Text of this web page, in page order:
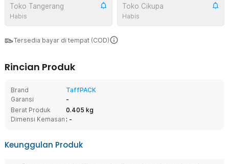
Toko Tangerang
Habis
Toko Cikupa
Habis
Tersedia bayar di tempat (COD)
Rincian Produk
Brand
TaffPACK
Garansi
-
Berat Produk
0.405 kg
Dimensi Kemasan : -
Keunggulan Produk